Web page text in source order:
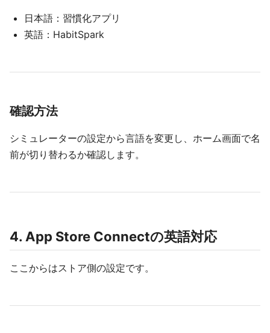
日本語：習慣化アプリ
英語：HabitSpark
確認方法
シミュレーターの設定から言語を変更し、ホーム画面で名
前が切り替わるか確認します。
4. App Store Connectの英語対応
ここからはストア側の設定です。